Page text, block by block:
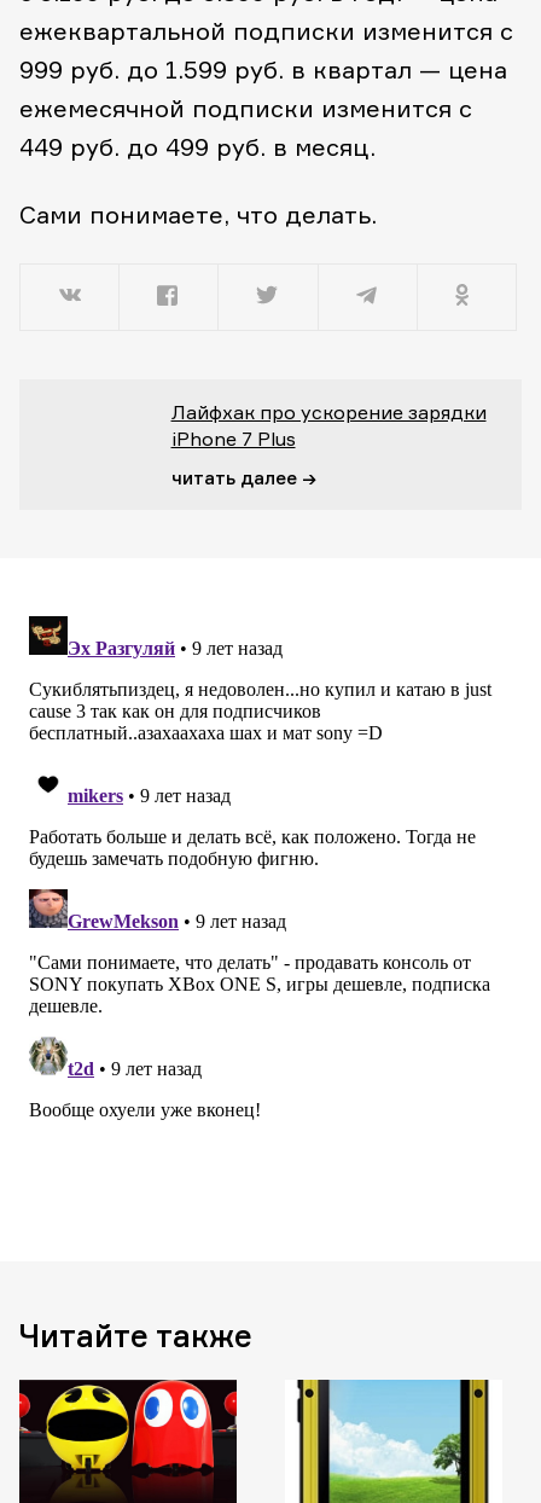
ежеквартальной подписки изменится с
999 руб. до 1.599 руб. в квартал — цена
ежемесячной подписки изменится с
449 руб. до 499 руб. в месяц.
Сами понимаете, что делать.
Лайфхак про ускорение зарядки
iPhone 7 Plus
читать далее →
Читайте также